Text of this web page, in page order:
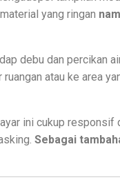
yang ringan
debu dan percikan
atau ke area
ini cukup responsif
Sebagai